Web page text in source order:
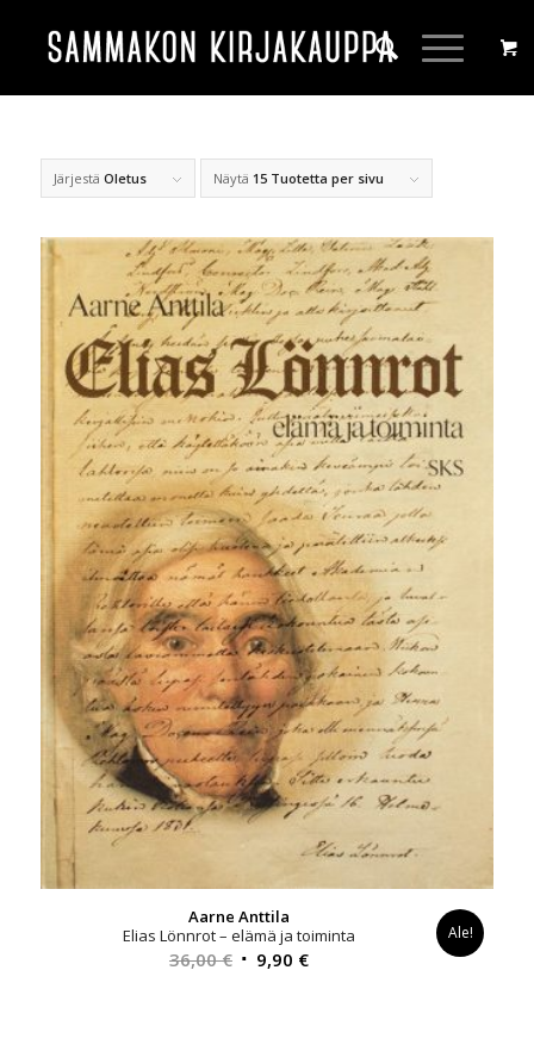
Järjestä Oletus Näytä 15 Tuotetta per sivu
Aarne Anttila
Elias Lönnrot – elämä ja toiminta
36,00€ Alkuperäinen
9,90 €Nykyinen
Ale!